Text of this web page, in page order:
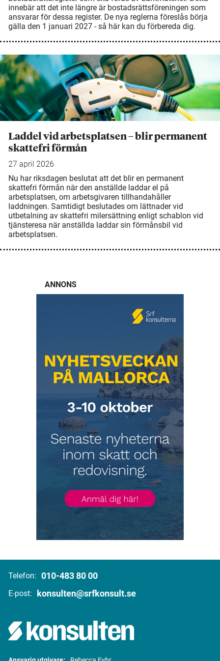
innebär att det inte längre är bostadsrättsföreningen som
ansvarar för dessa register. De nya reglerna föreslås börja
gälla den 1 januari 2027 - så här kan du förbereda dig.
Laddel vid arbetsplatsen – blir permanent
skattefri förmån
27 april 2026
Nu har riksdagen beslutat att det blir en permanent
skattefri förmån när den anställde laddar el på
arbetsplatsen, om arbetsgivaren tillhandahåller
laddningen. Samtidigt beslutades om lättnader vid
utbetalning av skattefri milersättning enligt schablon vid
tjänsteresa när anställda laddar sin förmånsbil vid
arbetsplatsen.
ANNONS
Telefon: 010-483 80 00
E-post: konsulten@srfkonsult.se